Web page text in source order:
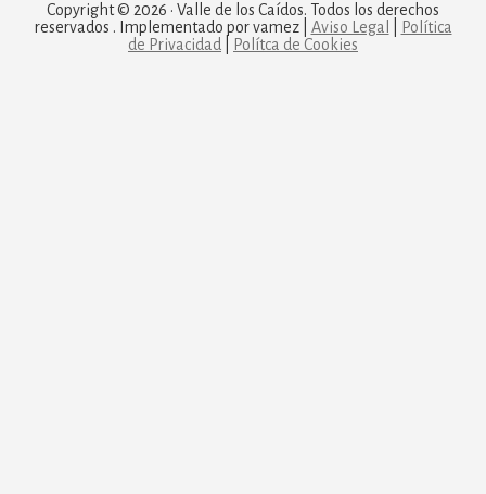
Copyright © 2026 · Valle de los Caídos. Todos los derechos
reservados . Implementado por vamez | Aviso Legal
Política
de Privacidad
Polítca de Cookies